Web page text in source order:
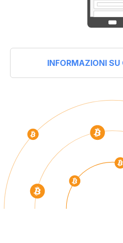
INFORMAZIONI